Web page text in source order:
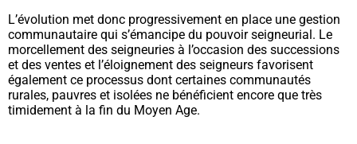
L’évolution met donc progressivement en place une gestion
communautaire qui s’émancipe du pouvoir seigneurial. Le
morcellement des seigneuries à l’occasion des successions
et des ventes et l’éloignement des seigneurs favorisent
également ce processus dont certaines communautés
rurales, pauvres et isolées ne bénéficient encore que très
timidement à la fin du Moyen Age.